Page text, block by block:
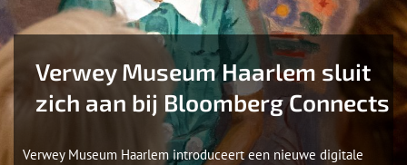
Verwey Museum Haarlem sluit
zich aan bij Bloomberg Connects
Verwey Museum Haarlem introduceert een nieuwe digitale